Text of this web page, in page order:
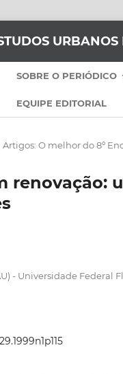
URBANOS
SOBRE O PERIÓDICO
EQUIPE EDITORIAL
Artigos: O melhor do 8º
renovação:
- Universidade Federal